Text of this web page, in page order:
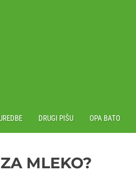
DRUGI PIŠU OPA BATO
MLEKO?